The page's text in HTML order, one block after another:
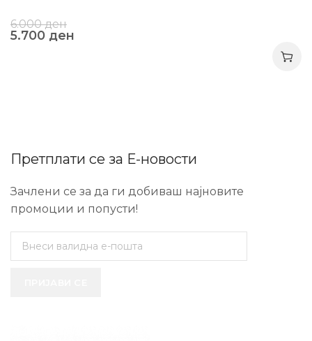
6.000ден
5.700 ден
Претплати се за Е-новости
Зачлени се за да ги добиваш најновите
промоции и попусти!